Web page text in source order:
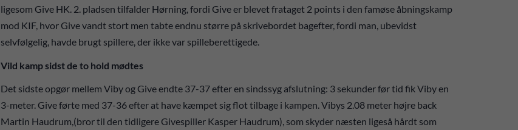
ligesom Give HK. 2. pladsen tilfalder Hørning, fordi Give er blevet frataget 2 points i den famøse åbningskamp
mod KIF, hvor Give vandt stort men tabte endnu større på skrivebordet bagefter, fordi man, ubevidst
selvfølgelig, havde brugt spillere, der ikke var spilleberettigede.
Vild kamp sidst de to hold mødtes
Det sidste opgør mellem Viby og Give endte 37-37 efter en sindssyg afslutning: 3 sekunder før tid fik Viby en
3-meter. Give førte med 37-36 efter at have kæmpet sig flot tilbage i kampen. Vibys 2.08 meter højre back
Martin Haudrum,(bror til den tidligere Givespiller Kasper Haudrum), som skyder næsten ligeså hårdt som